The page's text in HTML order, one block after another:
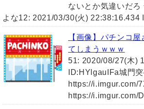
ないとか気違いだろ
よな12: 2021/03/30(火) 22:38:16.434
【画像】パチンコ
てしまうｗｗｗ
51: 2020/08/27(木)
ID:HYlgauIFa城門突
https://i.imgur.com/
https://i.imgur.com/